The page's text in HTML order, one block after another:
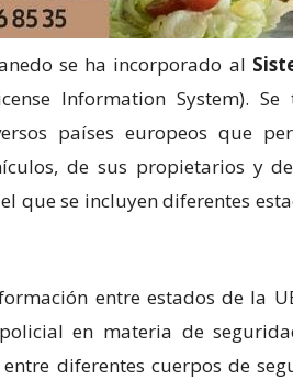
se ha incorporado al
Information System).
países europeos que
de sus propietarios y
que se incluyen diferentes
entre estados de la
en materia de
diferentes cuerpos de